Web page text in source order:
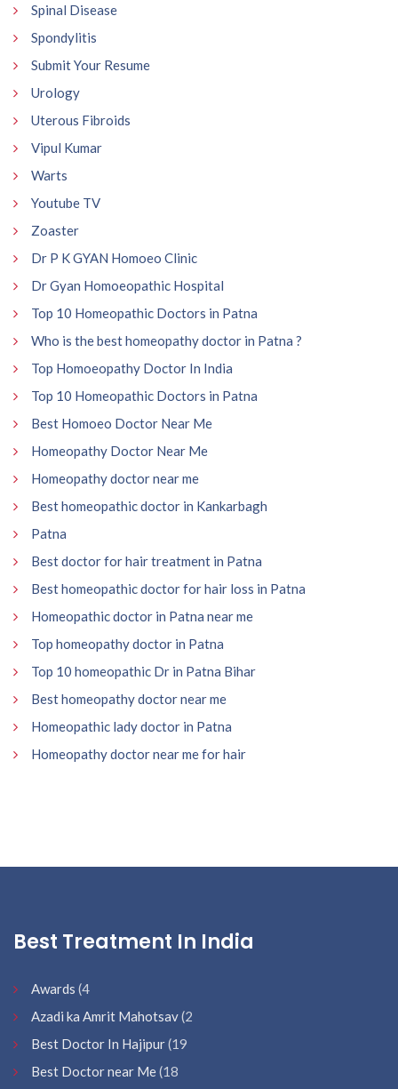
Spinal Disease
Spondylitis
Submit Your Resume
Urology
Uterous Fibroids
Vipul Kumar
Warts
Youtube TV
Zoaster
Dr P K GYAN Homoeo Clinic
Dr Gyan Homoeopathic Hospital
Top 10 Homeopathic Doctors in Patna
Who is the best homeopathy doctor in Patna ?
Top Homoeopathy Doctor In India
Top 10 Homeopathic Doctors in Patna
Best Homoeo Doctor Near Me
Homeopathy Doctor Near Me
Homeopathy doctor near me
Best homeopathic doctor in Kankarbagh
Patna
Best doctor for hair treatment in Patna
Best homeopathic doctor for hair loss in Patna
Homeopathic doctor in Patna near me
Top homeopathy doctor in Patna
Top 10 homeopathic Dr in Patna Bihar
Best homeopathy doctor near me
Homeopathic lady doctor in Patna
Homeopathy doctor near me for hair
Best Treatment In India
Awards (4
Azadi ka Amrit Mahotsav(2
Best Doctor In Hajipur(19
Best Doctor near Me(18